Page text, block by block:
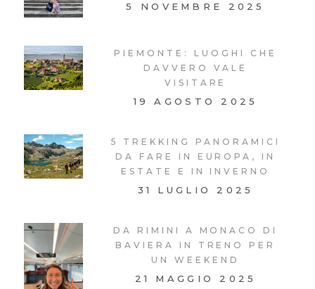
5 NOVEMBRE 2025
PIEMONTE: LUOGHI CHE
DAVVERO VALE
VISITARE
19 AGOSTO 2025
5 TREKKING PANORAMICI
DA FARE IN EUROPA, IN
ESTATE E IN INVERNO
31 LUGLIO 2025
DA RIMINI A MONACO DI
BAVIERA IN TRENO PER
UN WEEKEND
21 MAGGIO 2025